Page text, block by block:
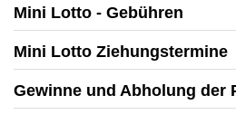
Mini Lotto - Gebühren
Mini Lotto Ziehungstermine
Gewinne und Abholung der